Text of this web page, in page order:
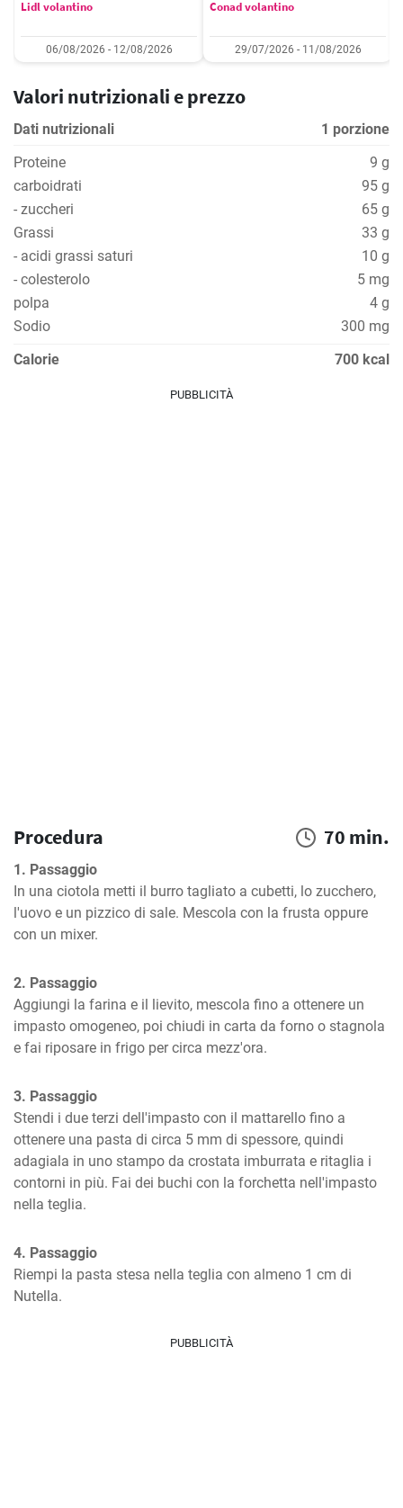
Lidl volantino
06/08/2026 - 12/08/2026
Conad volantino
29/07/2026 - 11/08/2026
Valori nutrizionali e prezzo
Dati nutrizionali
1 porzione
Proteine
9 g
carboidrati
95 g
- zuccheri
65 g
Grassi
33 g
- acidi grassi saturi
10 g
- colesterolo
5 mg
polpa
4 g
Sodio
300 mg
Calorie
700 kcal
PUBBLICITÀ
Procedura 70 min.
1. Passaggio
In una ciotola metti il burro tagliato a cubetti, lo zucchero,
l'uovo e un pizzico di sale. Mescola con la frusta oppure
con un mixer.
2. Passaggio
Aggiungi la farina e il lievito, mescola fino a ottenere un
impasto omogeneo, poi chiudi in carta da forno o stagnola
e fai riposare in frigo per circa mezz'ora.
3. Passaggio
Stendi i due terzi dell'impasto con il mattarello fino a
ottenere una pasta di circa 5 mm di spessore, quindi
adagiala in uno stampo da crostata imburrata e ritaglia i
contorni in più. Fai dei buchi con la forchetta nell'impasto
nella teglia.
4. Passaggio
Riempi la pasta stesa nella teglia con almeno 1 cm di
Nutella.
PUBBLICITÀ